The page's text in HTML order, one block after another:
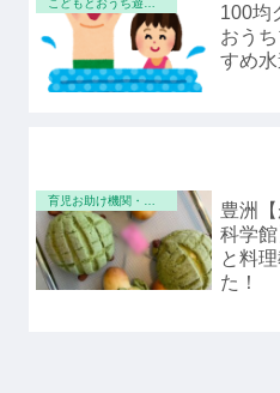
100均
おう
すめ
育児お助け機関・子供とお出かけ
豊洲
科学
と料
た！